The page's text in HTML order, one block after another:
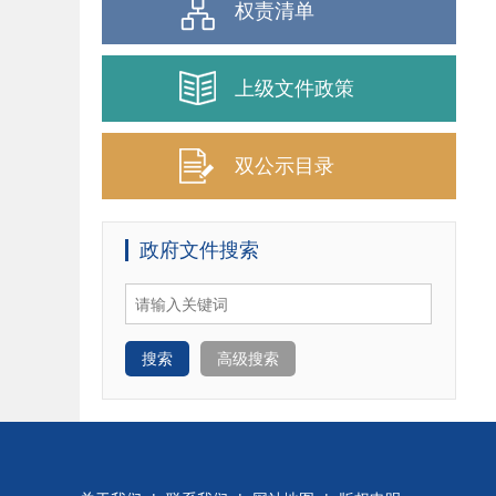
权责清单
上级文件政策
双公示目录
政府文件搜索
搜索 高级搜索